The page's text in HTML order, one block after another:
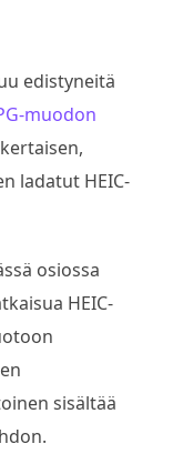
edistyneitä
muodon
ladatut HEIC-
osiossa
HEIC-
sisältää